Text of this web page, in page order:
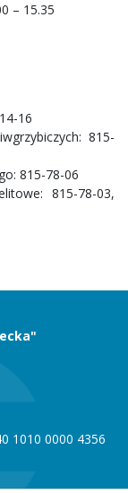
– 15.35
16
815-
815-78-06
815-78-03,
1010 0000 4356